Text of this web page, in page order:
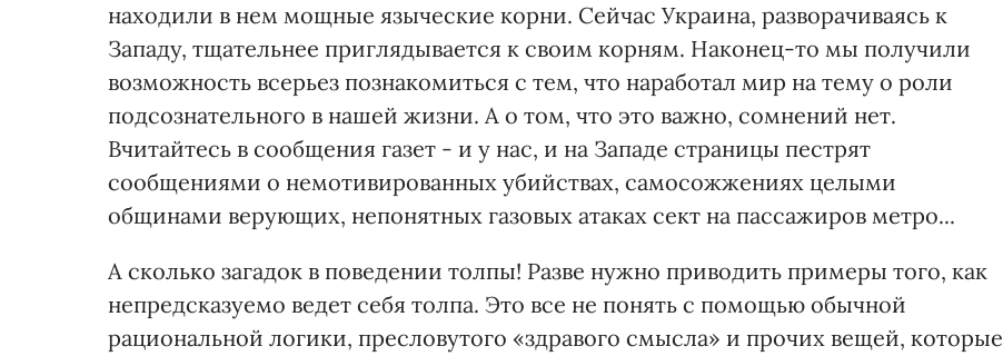
находили в нем мощные языческие корни. Сейчас Украина, разворачиваясь к
Западу, тщательнее приглядывается к своим корням. Наконец-то мы получили
возможность всерьез познакомиться с тем, что наработал мир на тему о роли
подсознательного в нашей жизни. А о том, что это важно, сомнений нет.
Вчитайтесь в сообщения газет - и у нас, и на Западе страницы пестрят
сообщениями о немотивированных убийствах, самосожжениях целыми
общинами верующих, непонятных газовых атаках сект на пассажиров метро...
А сколько загадок в поведении толпы! Разве нужно приводить примеры того, как
непредсказуемо ведет себя толпа. Это все не понять с помощью обычной
рациональной логики, пресловутого «здравого смысла» и прочих вещей, которые